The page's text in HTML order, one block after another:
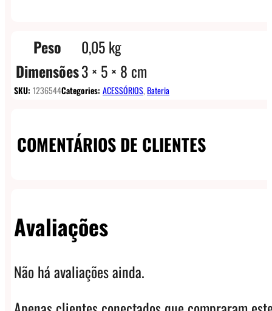
Peso
0,05 kg
Dimensões3 × 5 × 8 cm
SKU: 1236544Categories: ACESSÓRIOS,Bateria
COMENTÁRIOS DE CLIENTES
Avaliações
Não há avaliações ainda.